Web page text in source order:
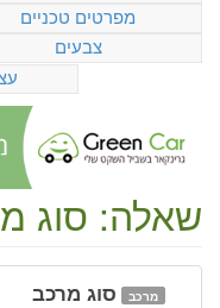
מפרטים טכניים
צבעים
שאלה: סוג
מרכב סוג מרכב